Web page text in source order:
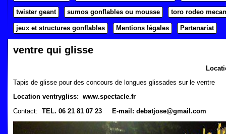
twister geant sumos gonflables ou mousse toro rodeo
jeux et structures gonflables Mentions légales Partenariat
ventre qui glisse
Tapis de glisse pour des concours de longues glissades sur le ventre
Location ventrygliss: www.spectacle.fr
Contact: TEL. 06 21 81 07 23 E-mail: debatjose@gmail.com